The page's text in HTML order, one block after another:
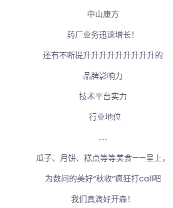
中山康方
药厂业务迅速增长！
还有不断提升升升升升升升升升的
品牌影响力
技术平台实力
行业地位
……
瓜子、月饼、糕点等等美食——呈上，
为数问的美好“秋收”疯狂打call吧
我们真滴好开森！